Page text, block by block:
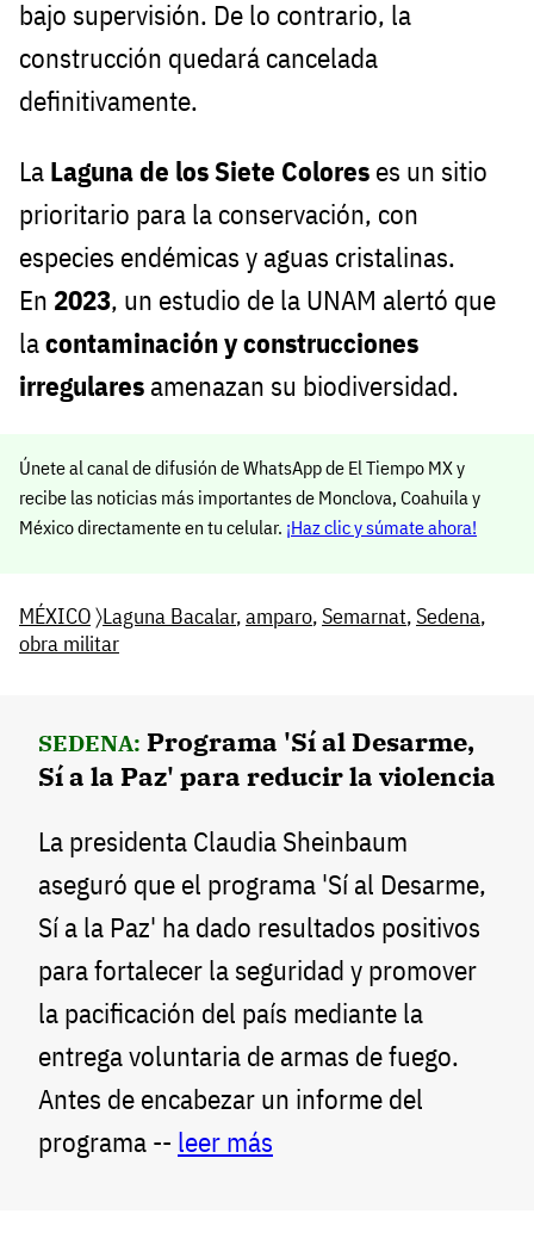
bajo supervisión. De lo contrario, la
construcción quedará cancelada
definitivamente.
La Laguna de los Siete Colores es un sitio
prioritario para la conservación, con
especies endémicas y aguas cristalinas.
En 2023, un estudio de la UNAM alertó que
lacontaminación y construcciones
irregulares amenazan su biodiversidad.
Únete al canal de difusión de WhatsApp de El Tiempo MX y
recibe las noticias más importantes de Monclova, Coahuila y
México directamente en tu celular. ¡Haz clic y súmate ahora!
MÉXICO〉Laguna Bacalar,amparo, Semarnat, Sedena,
obra militar
SEDENA: Programa 'Sí al Desarme,
Sí a la Paz' para reducir la violencia
La presidenta Claudia Sheinbaum
aseguró que el programa 'Sí al Desarme,
Sí a la Paz' ha dado resultados positivos
para fortalecer la seguridad y promover
la pacificación del país mediante la
entrega voluntaria de armas de fuego.
Antes de encabezar un informe del
programa -- leer más